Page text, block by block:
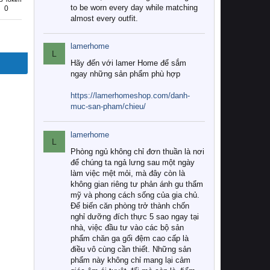
0
to be worn every day while matching
almost every outfit.
L
lamerhome
Hãy đến với lamer Home để sắm
ngay những sản phẩm phù hợp
https://lamerhomeshop.com/danh-
muc-san-pham/chieu/
L
lamerhome
Phòng ngủ không chỉ đơn thuần là nơi
để chúng ta ngả lưng sau một ngày
làm việc mệt mỏi, mà đây còn là
không gian riêng tư phản ánh gu thẩm
mỹ và phong cách sống của gia chủ.
Để biến căn phòng trở thành chốn
nghỉ dưỡng đích thực 5 sao ngay tại
nhà, việc đầu tư vào các bộ sản
phẩm chăn ga gối đệm cao cấp là
điều vô cùng cần thiết. Những sản
phẩm này không chỉ mang lại cảm